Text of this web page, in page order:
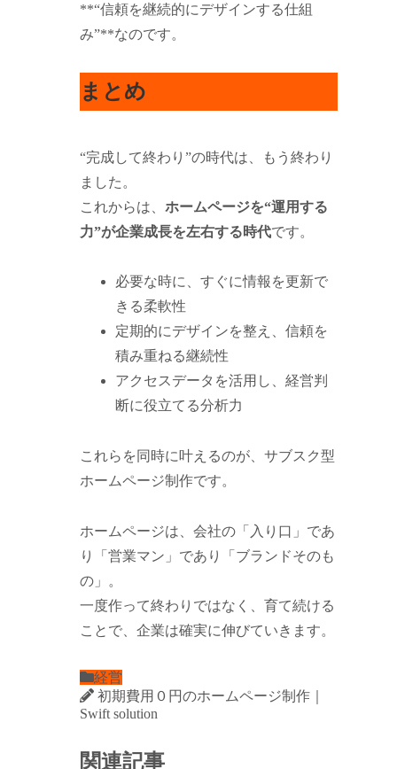
**“信頼を継続的にデザインする仕組
み”**なのです。
まとめ
“完成して終わり”の時代は、もう終わり
ました。
これからは、ホームページを“運用する
力”が企業成長を左右する時代です。
必要な時に、すぐに情報を更新で
きる柔軟性
定期的にデザインを整え、信頼を
積み重ねる継続性
アクセスデータを活用し、経営判
断に役立てる分析力
これらを同時に叶えるのが、サブスク型
ホームページ制作です。
ホームページは、会社の「入り口」であ
り「営業マン」であり「ブランドそのも
の」。
一度作って終わりではなく、育て続ける
ことで、企業は確実に伸びていきます。
経営
初期費用０円のホームページ制作｜
Swift solution
関連記事